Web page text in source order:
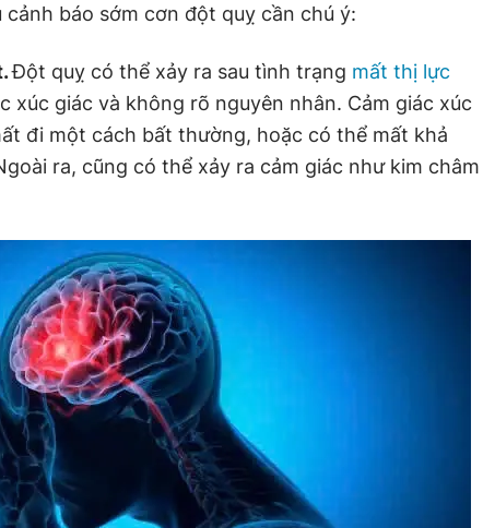
cảnh báo sớm cơn đột quỵ cần chú ý:
Đột quỵ có thể xảy ra sau tình trạng mất thị lực
xúc giác và không rõ nguyên nhân. Cảm giác xúc
đi một cách bất thường, hoặc có thể mất khả
ra, cũng có thể xảy ra cảm giác như kim châm